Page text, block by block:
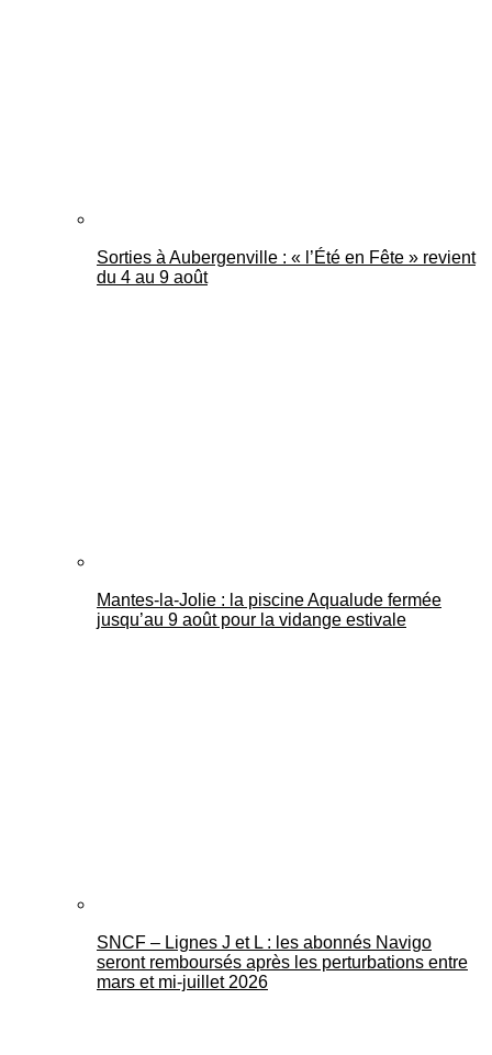
Sorties à Aubergenville : « l’Été en Fête » revient
du 4 au 9 août
Mantes-la-Jolie : la piscine Aqualude fermée
jusqu’au 9 août pour la vidange estivale
SNCF – Lignes J et L : les abonnés Navigo
seront remboursés après les perturbations entre
mars et mi-juillet 2026